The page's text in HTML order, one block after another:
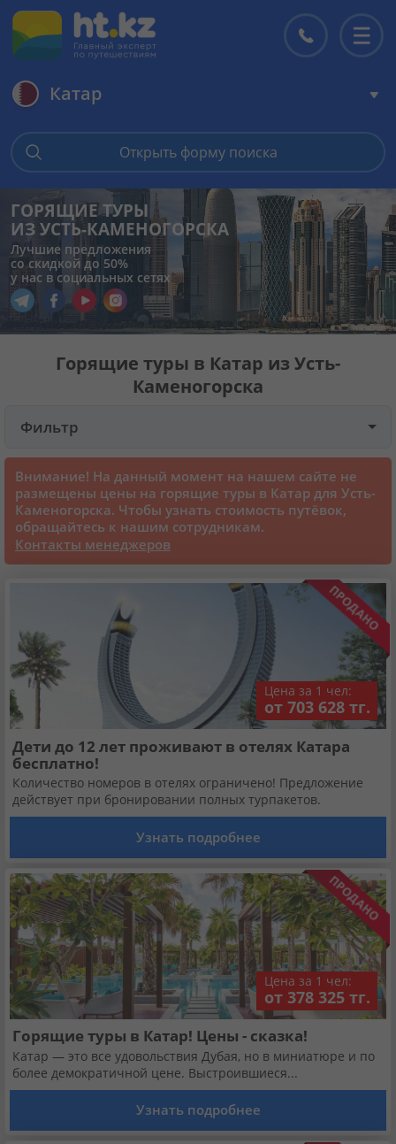
Горящие туры
Цены на туры
Страны
Туры
Круизы
Cтатьи
70070 отзывов наших туристов
О нас
Для бизнеса
Контакты
Кабинет туриста
Валюта: KZT USD EUR
Язык: Русский Қазақша
Установи наше мобильное приложение
Загрузить приложение из App Store
Загрузить приложение из Google Play
Катар
Открыть форму поиска
ГОРЯЩИЕ ТУРЫ
ИЗ УСТЬ-КАМЕНОГОРСКА
Лучшие предложения
со скидкой до 50%
у нас в социальных сетях
Перейти в наш Telegram
Перейти в наш Facebook
Перейти в наш YouTube
Перейти в наш Instagram
Горящие туры в Катар из Усть-
Каменогорска
Фильтр
Внимание! На данный момент на нашем сайте не
размещены цены на горящие туры в Катар для Усть-
Каменогорска. Чтобы узнать стоимость путёвок,
обращайтесь к нашим сотрудникам.
Контакты менеджеров
Цена за 1 чел:
от 703 628 тг.
Дети до 12 лет проживают в отелях Катара
бесплатно!
Количество номеров в отелях ограничено! Предложение
действует при бронировании полных турпакетов.
Узнать подробнее
Цена за 1 чел:
от 378 325 тг.
Горящие туры в Катар! Цены - сказка!
Катар — это все удовольствия Дубая, но в миниатюре и по
более демократичной цене. Выстроившиеся...
Узнать подробнее